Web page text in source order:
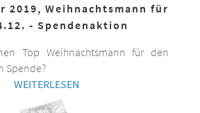
2019, Weihnachtsmann für
- Spendenaktion
Top Weihnachtsmann für den
Spende?
WEITERLESEN